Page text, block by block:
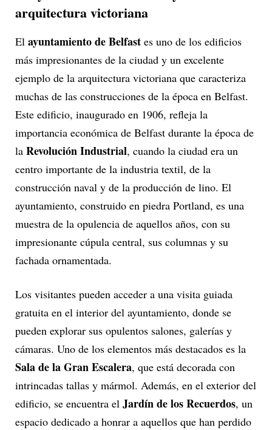
arquitectura victoriana
El ayuntamiento de Belfast es uno de los edificios
más impresionantes de la ciudad y un excelente
ejemplo de la arquitectura victoriana que caracteriza
muchas de las construcciones de la época en Belfast.
Este edificio, inaugurado en 1906, refleja la
importancia económica de Belfast durante la época de
la Revolución Industrial, cuando la ciudad era un
centro importante de la industria textil, de la
construcción naval y de la producción de lino. El
ayuntamiento, construido en piedra Portland, es una
muestra de la opulencia de aquellos años, con su
impresionante cúpula central, sus columnas y su
fachada ornamentada.
Los visitantes pueden acceder a una visita guiada
gratuita en el interior del ayuntamiento, donde se
pueden explorar sus opulentos salones, galerías y
cámaras. Uno de los elementos más destacados es la
Sala de la Gran Escalera, que está decorada con
intrincadas tallas y mármol. Además, en el exterior del
edificio, se encuentra el Jardín de los Recuerdos, un
espacio dedicado a honrar a aquellos que han perdido